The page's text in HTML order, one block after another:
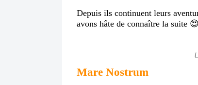
Depuis ils continuent leurs
avons hâte de connaître la suite 😍
Mare Nostrum